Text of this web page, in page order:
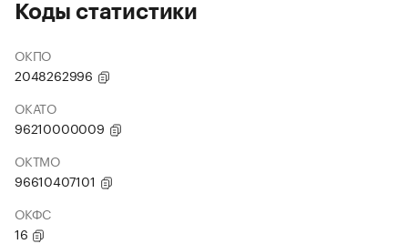
Коды статистики
ОКПО
2048262996
ОКАТО
96210000009
ОКТМО
96610407101
ОКФС
16